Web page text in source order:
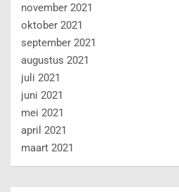
november 2021
oktober 2021
september 2021
augustus 2021
juli 2021
juni 2021
mei 2021
april 2021
maart 2021